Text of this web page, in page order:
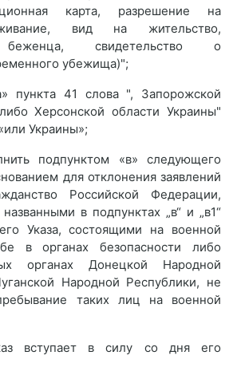
карта, разрешение на
вид на жительство,
беженца, свидетельство о
убежища)";
пункта 41 слова ", Запорожской
Херсонской области Украины"
Украины»;
подпунктом «в» следующего
для отклонения заявлений
Российской Федерации,
в подпунктах „в“ и „в1“
Указа, состоящими на военной
в органах безопасности либо
органах Донецкой Народной
Народной Республики, не
таких лиц на военной
вступает в силу со дня его